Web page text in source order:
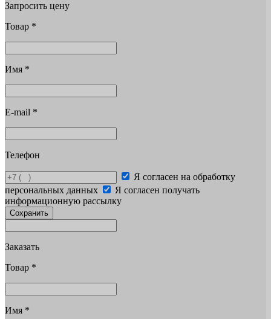
Запросить цену
Товар *
Имя *
E-mail *
Телефон
Я согласен на обработку
персональных данных
Я согласен получать
информационную рассылку
Сохранить
Заказать
Товар *
Имя *